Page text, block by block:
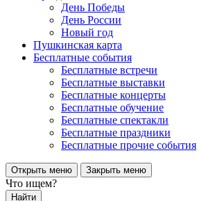
День Победы
День России
Новый год
Пушкинская карта
Бесплатные события
Бесплатные встречи
Бесплатные выставки
Бесплатные концерты
Бесплатные обучение
Бесплатные спектакли
Бесплатные праздники
Бесплатные прочие события
Открыть меню Закрыть меню
Что ищем?
Найти